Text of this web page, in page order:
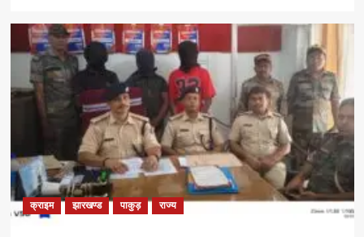
क्राइम झारखण्ड पाकुड़ राज्य